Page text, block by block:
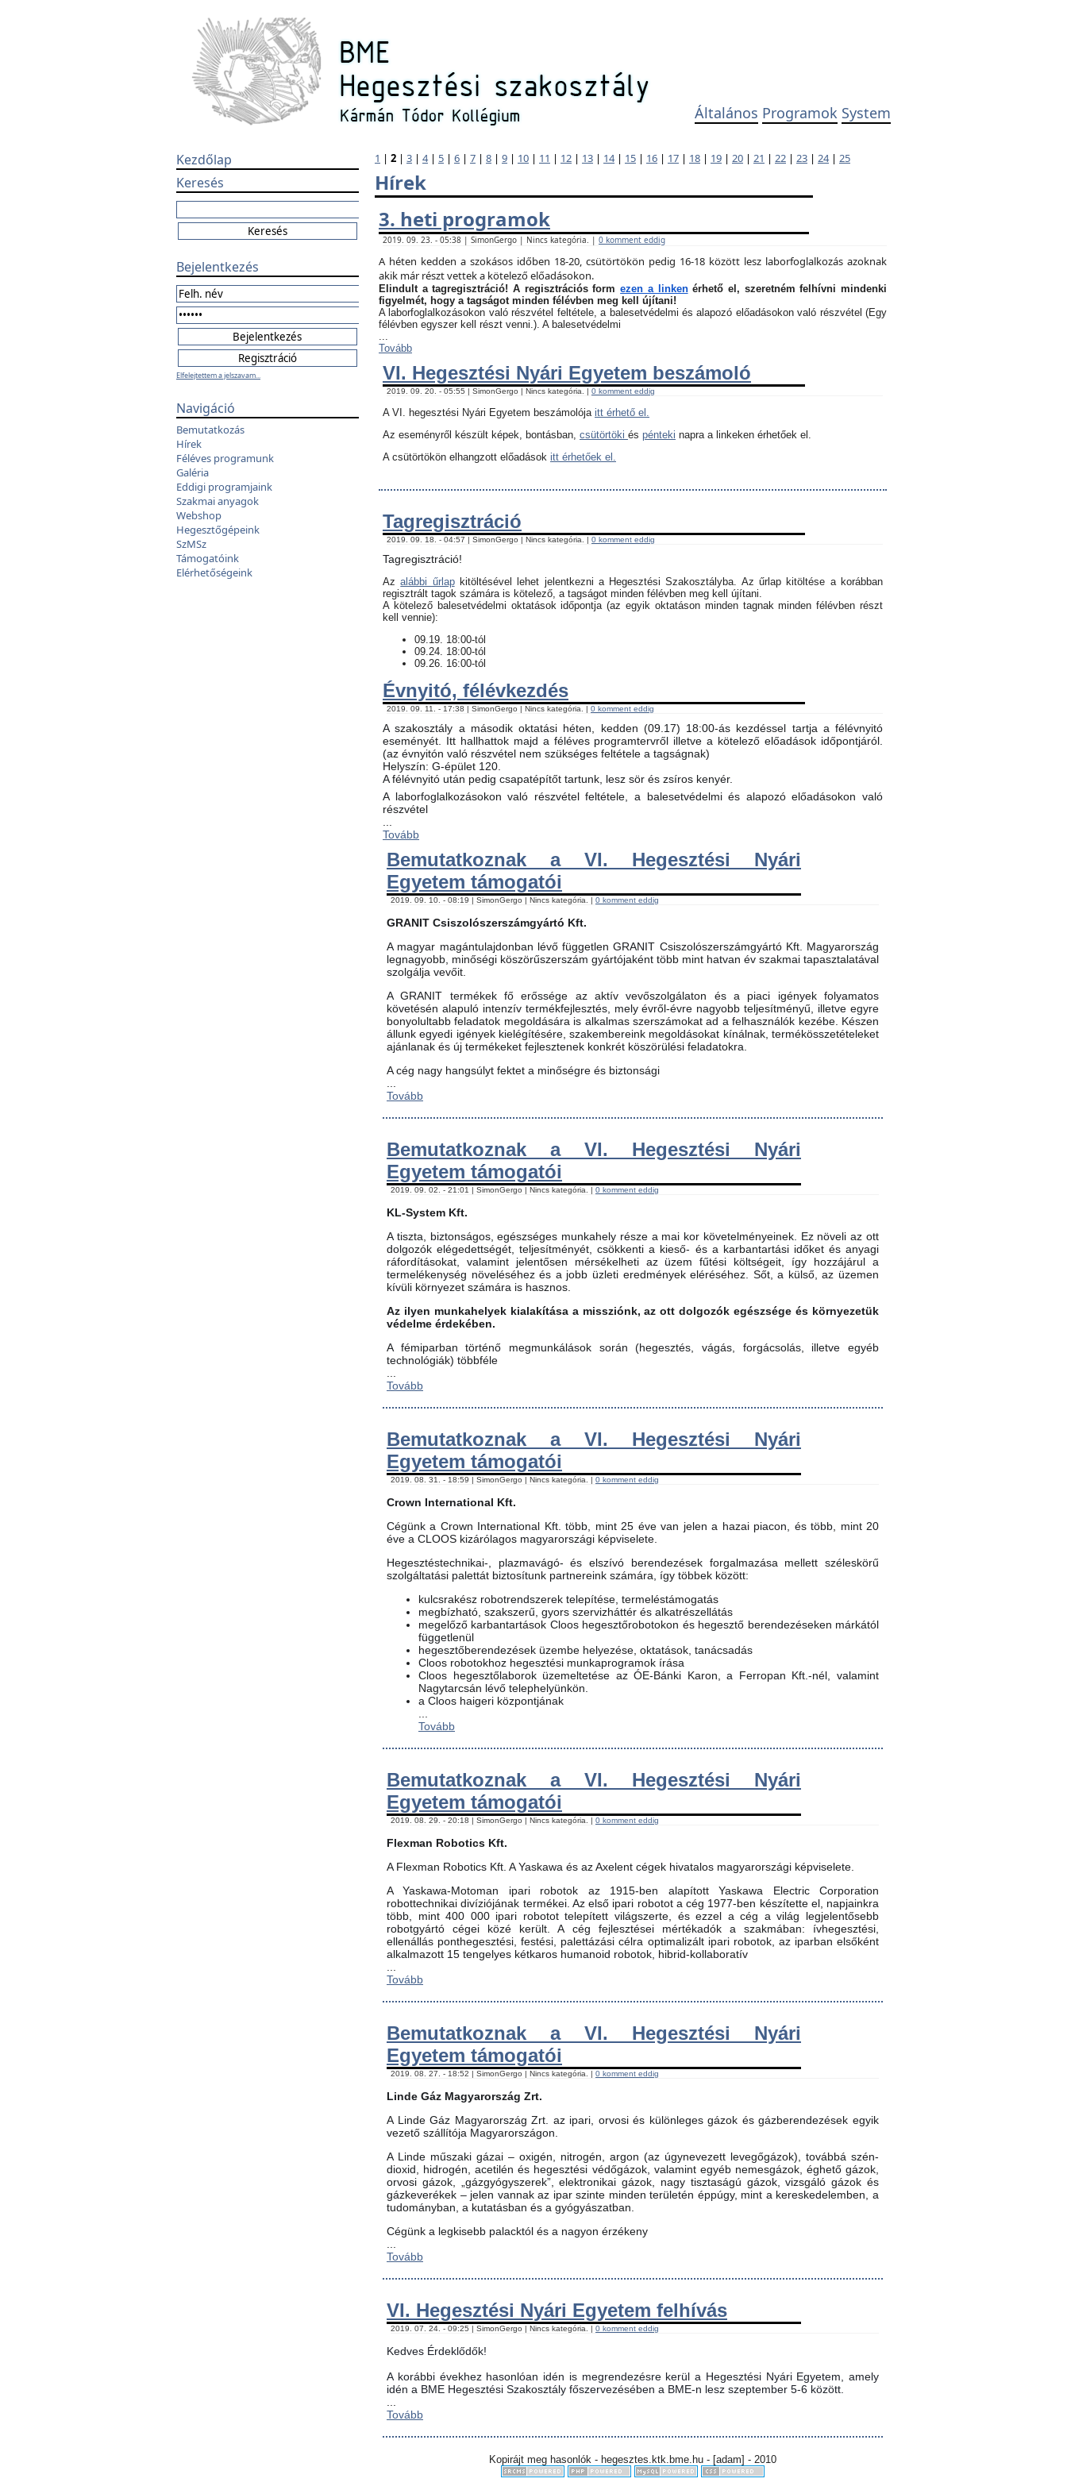
Általános Programok System
Kezdőlap
Keresés
Bejelentkezés
Elfelejtettem a jelszavam...
Navigáció
Bemutatkozás
Hírek
Féléves programunk
Galéria
Eddigi programjaink
Szakmai anyagok
Webshop
Hegesztőgépeink
SzMSz
Támogatóink
Elérhetőségeink
1 | 2 | 3 | 4| 5 | 6 | 7 | 8 | 9 | 10 | 11 | 12 | 13 | 14| 15 | 16 | 17 | 18 | 19 | 20 | 21 | 22 | 23 | 24| 25
Hírek
3. heti programok
2019. 09. 23. - 05:38 | SimonGergo | Nincs kategória. | 0 komment eddig
A héten kedden a szokásos időben 18-20, csütörtökön pedig 16-18 között lesz laborfoglalkozás azoknak
akik már részt vettek a kötelező előadásokon.
Elindult a tagregisztráció! A regisztrációs formezen a linkenérhető el, szeretném felhívni mindenki
figyelmét, hogy a tagságot minden félévben meg kell újítani!
A laborfoglalkozásokon való részvétel feltétele, a balesetvédelmi és alapozó előadásokon való részvétel (Egy
félévben egyszer kell részt venni.). A balesetvédelmi
...
Tovább
VI. Hegesztési Nyári Egyetem beszámoló
2019. 09. 20. - 05:55 | SimonGergo | Nincs kategória. | 0 komment eddig
A VI. hegesztési Nyári Egyetem beszámolója itt érhető el.
Az eseményről készült képek, bontásban, csütörtöki és pénteki napra a linkeken érhetőek el.
A csütörtökön elhangzott előadások itt érhetőek el.
Tagregisztráció
2019. 09. 18. - 04:57 | SimonGergo | Nincs kategória. | 0 komment eddig
Tagregisztráció!
Azalábbi űrlapkitöltésével lehet jelentkezni a Hegesztési Szakosztályba. Az űrlap kitöltése a korábban
regisztrált tagok számára is kötelező, a tagságot minden félévben meg kell újítani.
​A kötelező balesetvédelmi oktatások időpontja (az egyik oktatáson minden tagnak minden félévben részt
kell vennie):
09.19. 18:00-tól
09.24. 18:00-tól
09.26. 16:00-tól
Évnyitó, félévkezdés
2019. 09. 11. - 17:38 | SimonGergo | Nincs kategória. | 0 komment eddig
A szakosztály a második oktatási héten, kedden (09.17) 18:00-ás kezdéssel tartja a félévnyitó
eseményét. Itt hallhattok majd a féléves programtervről illetve a kötelező előadások időpontjáról.
(az évnyitón való részvétel nem szükséges feltétele a tagságnak)
Helyszín: G-épület 120.
A félévnyitó után pedig csapatépítőt tartunk, lesz sör és zsíros kenyér.
A laborfoglalkozásokon való részvétel feltétele, a balesetvédelmi és alapozó előadásokon való
részvétel
Tovább
Bemutatkoznak a VI. Hegesztési Nyári
Egyetem támogatói
2019. 09. 10. - 08:19 | SimonGergo | Nincs kategória. | 0 komment eddig
GRANIT Csiszolószerszámgyártó Kft.
A magyar magántulajdonban lévő független GRANIT Csiszolószerszámgyártó Kft. Magyarország
legnagyobb, minőségi köszörűszerszám gyártójaként több mint hatvan év szakmai tapasztalatával
szolgálja vevőit.
A GRANIT termékek fő erőssége az aktív vevőszolgálaton és a piaci igények folyamatos
követésén alapuló intenzív termékfejlesztés, mely évről-évre nagyobb teljesítményű, illetve egyre
bonyolultabb feladatok megoldására is alkalmas szerszámokat ad a felhasználók kezébe. Készen
állunk egyedi igények kielégítésére, szakembereink megoldásokat kínálnak, termékösszetételeket
ajánlanak és új termékeket fejlesztenek konkrét köszörülési feladatokra.
A cég nagy hangsúlyt fektet a minőségre és biztonsági
Tovább
Bemutatkoznak a VI. Hegesztési Nyári
Egyetem támogatói
2019. 09. 02. - 21:01 | SimonGergo | Nincs kategória. | 0 komment eddig
KL-System Kft.
A tiszta, biztonságos, egészséges munkahely része a mai kor követelményeinek. Ez növeli az ott
dolgozók elégedettségét, teljesítményét, csökkenti a kieső- és a karbantartási időket és anyagi
ráfordításokat, valamint jelentősen mérsékelheti az üzem fűtési költségeit, így hozzájárul a
termelékenység növeléséhez és a jobb üzleti eredmények eléréséhez. Sőt, a külső, az üzemen
kívüli környezet számára is hasznos.
Az ilyen munkahelyek kialakítása a missziónk, az ott dolgozók egészsége és környezetük
védelme érdekében.
A fémiparban történő megmunkálások során (hegesztés, vágás, forgácsolás, illetve egyéb
technológiák) többféle
Tovább
Bemutatkoznak a VI. Hegesztési Nyári
Egyetem támogatói
2019. 08. 31. - 18:59 | SimonGergo | Nincs kategória. | 0 komment eddig
Crown International Kft.
Cégünk a Crown International Kft. több, mint 25 éve van jelen a hazai piacon, és több, mint 20
éve a CLOOS kizárólagos magyarországi képviselete.
Hegesztéstechnikai-, plazmavágó- és elszívó berendezések forgalmazása mellett széleskörű
szolgáltatási palettát biztosítunk partnereink számára, így többek között:
kulcsrakész robotrendszerek telepítése, termeléstámogatás
megbízható, szakszerű, gyors szervizháttér és alkatrészellátás
megelőző karbantartások Cloos hegesztőrobotokon és hegesztő berendezéseken márkától
függetlenül
hegesztőberendezések üzembe helyezése, oktatások, tanácsadás
Cloos robotokhoz hegesztési munkaprogramok írása
Cloos hegesztőlaborok üzemeltetése az ÓE-Bánki Karon, a Ferropan Kft.-nél, valamint
Nagytarcsán lévő telephelyünkön.
a Cloos haigeri központjának
Tovább
Bemutatkoznak a VI. Hegesztési Nyári
Egyetem támogatói
2019. 08. 29. - 20:18 | SimonGergo | Nincs kategória. | 0 komment eddig
Flexman Robotics Kft.
A Flexman Robotics Kft. A Yaskawa és az Axelent cégek hivatalos magyarországi képviselete.
A Yaskawa-Motoman ipari robotok az 1915-ben alapított Yaskawa Electric Corporation
robottechnikai divíziójának termékei. Az első ipari robotot a cég 1977-ben készítette el, napjainkra
több, mint 400 000 ipari robotot telepített világszerte, és ezzel a cég a világ legjelentősebb
robotgyártó cégei közé került. A cég fejlesztései mértékadók a szakmában: ívhegesztési,
ellenállás ponthegesztési, festési, palettázási célra optimalizált ipari robotok, az iparban elsőként
alkalmazott 15 tengelyes kétkaros humanoid robotok, hibrid-kollaboratív
Tovább
Bemutatkoznak a VI. Hegesztési Nyári
Egyetem támogatói
2019. 08. 27. - 18:52 | SimonGergo | Nincs kategória. | 0 komment eddig
Linde Gáz Magyarország Zrt.
A Linde Gáz Magyarország Zrt. az ipari, orvosi és különleges gázok és gázberendezések egyik
vezető szállítója Magyarországon.
A Linde műszaki gázai – oxigén, nitrogén, argon (az úgynevezett levegőgázok), továbbá szén-
dioxid, hidrogén, acetilén és hegesztési védőgázok, valamint egyéb nemesgázok, éghető gázok,
orvosi gázok, „gázgyógyszerek”, elektronikai gázok, nagy tisztaságú gázok, vizsgáló gázok és
gázkeverékek – jelen vannak az ipar szinte minden területén éppúgy, mint a kereskedelemben, a
tudományban, a kutatásban és a gyógyászatban.
Cégünk a legkisebb palacktól és a nagyon érzékeny
Tovább
VI. Hegesztési Nyári Egyetem felhívás
2019. 07. 24. - 09:25 | SimonGergo | Nincs kategória. | 0 komment eddig
Kedves Érdeklődők!
A korábbi évekhez hasonlóan idén is megrendezésre kerül a Hegesztési Nyári Egyetem, amely
idén a BME Hegesztési Szakosztály főszervezésében a BME-n lesz szeptember 5-6 között.
Tovább
Kopirájt meg hasonlók - hegesztes.ktk.bme.hu - [adam] - 2010